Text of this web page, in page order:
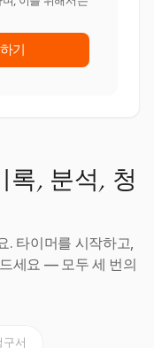
기
록, 분석, 청
. 타이머를 시작하고,
세요 — 모두 세 번의
구서